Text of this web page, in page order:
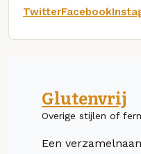
TwitterFacebook
Glutenvrij
Overige stijlen of
Een